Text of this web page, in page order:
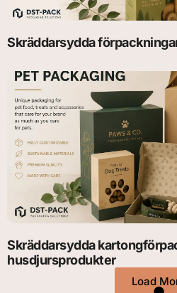
Skräddarsydda
Skräddarsydda
husdjursprodukter
Load